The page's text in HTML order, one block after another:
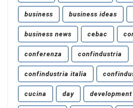
business business ideas
business news cebac
conferenza confindustria
confindustria italia
cucina day development